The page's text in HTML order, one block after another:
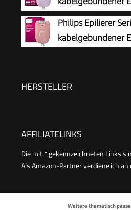
Licht, 30 Min. Betrieb,
und empfindliche
und rasieren, Haarentferner
BRE237/00
Philips Epilierer
kabelgebundener
HERSTELLER
AFFILIATELINKS
Die mit * gekennzeichneten Links
Als Amazon-Partner verdiene ich
Weitere thematisch